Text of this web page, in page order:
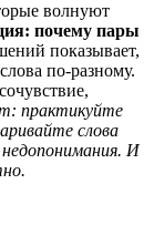
волнуют
почему пары
показывает,
по-разному.
практикуйте
слова
И